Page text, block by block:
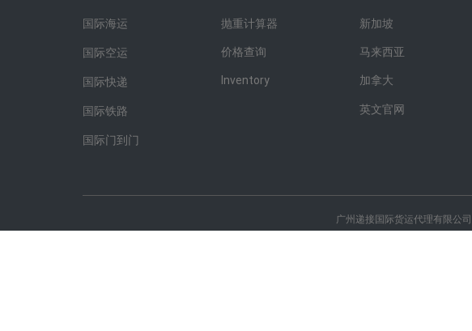
国际海运
国际空运
国际快递
国际铁路
国际门到门
抛重计算器
价格查询
Inventory
新加坡
马来西亚
加拿大
英文官网
广州递接国际货运代理有限公司